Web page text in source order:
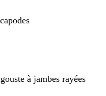
à jambes rayées